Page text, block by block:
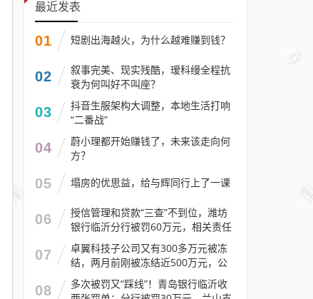
最近发表
01 短剧出海越火，为什么越难赚到钱？
02
叙事完美、现实残酷，瑷科缦全程抗
衰为何叫好不叫座？
03
抖音生服架构大调整，本地生活打响
“二番战”
04
蔚小理都开始赚钱了，未来该走向何
方？
05 塌房的优思益，给与辉同行上了一课
06
授信管理和贷款“三查”不到位，潍坊
银行临沂分行被罚60万元，相关责任
人被警告
07
卓翼科技子公司又有300多万元被冻
结，两月前刚被冻结近500万元，公
司去年预计亏损至少2.1亿元
08
多次被罚又“踩线”！青岛银行临沂收